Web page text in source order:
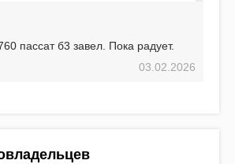
пассат б3 завел. Пока радует.
03.02.2026